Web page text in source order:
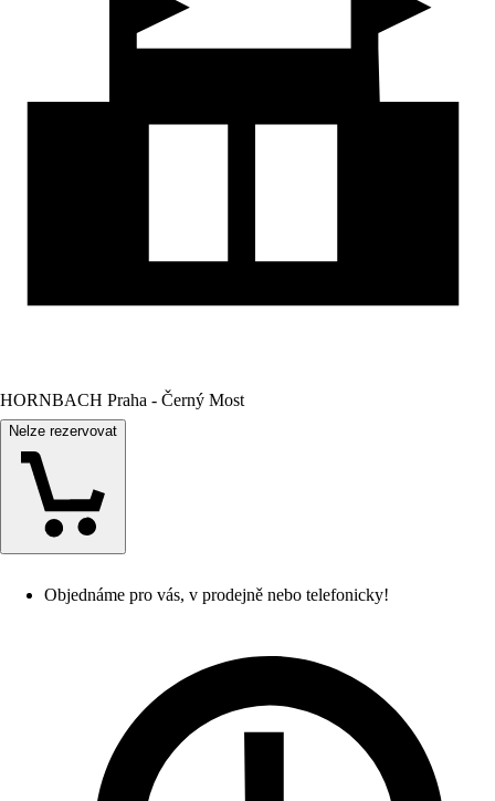
HORNBACH Praha - Černý Most
Nelze rezervovat
Objednáme pro vás, v prodejně nebo telefonicky!